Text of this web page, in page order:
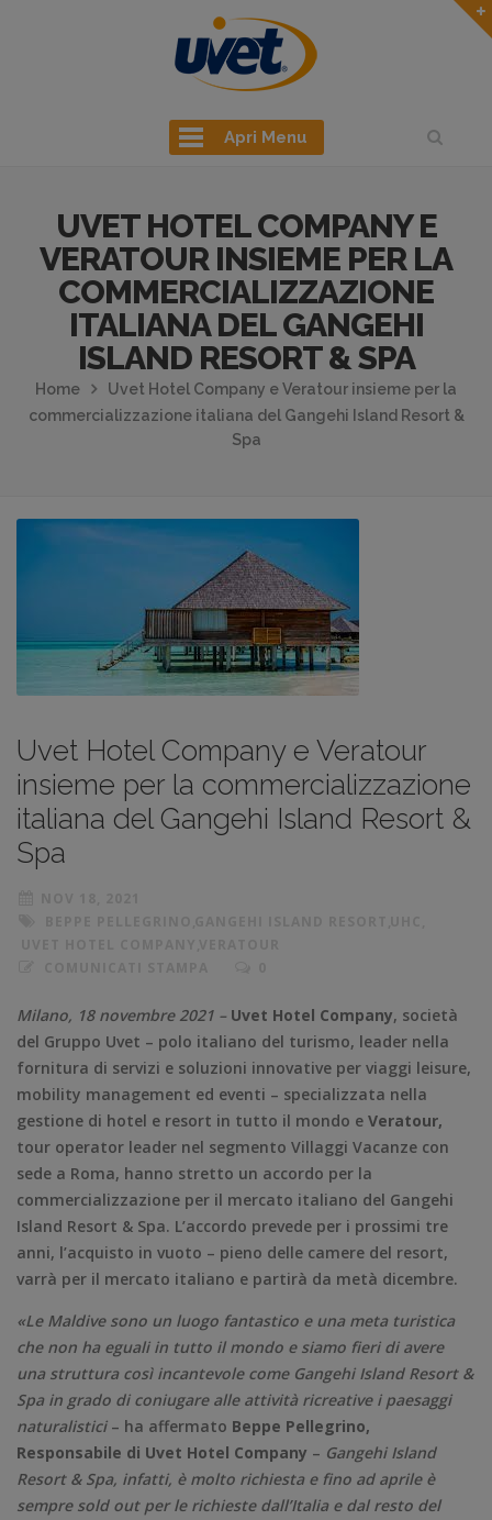
Apri Menu
UVET HOTEL COMPANY E
VERATOUR INSIEME PER LA
COMMERCIALIZZAZIONE
ITALIANA DEL GANGEHI
ISLAND RESORT & SPA
Home
Uvet Hotel Company e Veratour insieme per la
commercializzazione italiana del Gangehi Island Resort &
Spa
Uvet Hotel Company e Veratour
insieme per la commercializzazione
italiana del Gangehi Island Resort &
Spa
Milano, 18 novembre 2021 – Uvet Hotel Company, società
del Gruppo Uvet – polo italiano del turismo, leader nella
fornitura di servizi e soluzioni innovative per viaggi leisure,
mobility management ed eventi – specializzata nella
gestione di hotel e resort in tutto il mondo e Veratour,
tour operator leader nel segmento Villaggi Vacanze con
sede a Roma, hanno stretto un accordo per la
commercializzazione per il mercato italiano del Gangehi
Island Resort & Spa. L’accordo prevede per i prossimi tre
anni, l’acquisto in vuoto – pieno delle camere del resort,
varrà per il mercato italiano e partirà da metà dicembre.
«Le Maldive sono un luogo fantastico e una meta turistica
che non ha eguali in tutto il mondo e siamo fieri di avere
una struttura così incantevole come Gangehi Island Resort &
Spa in grado di coniugare alle attività ricreative i paesaggi
naturalistici– ha affermato Beppe Pellegrino,
Responsabile di Uvet Hotel Company – Gangehi Island
Resort & Spa, infatti, è molto richiesta e fino ad aprile è
sempre sold out per le richieste dall’Italia e dal resto del